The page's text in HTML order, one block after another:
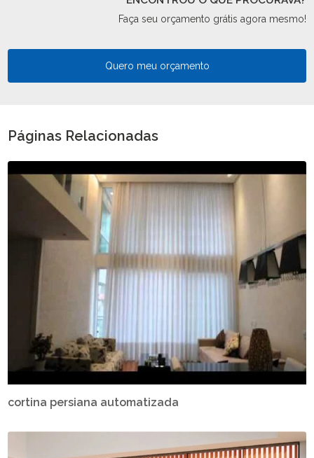
Faça seu orçamento grátis agora mesmo!
Quero meu orçamento
Páginas Relacionadas
cortina persiana automatizada